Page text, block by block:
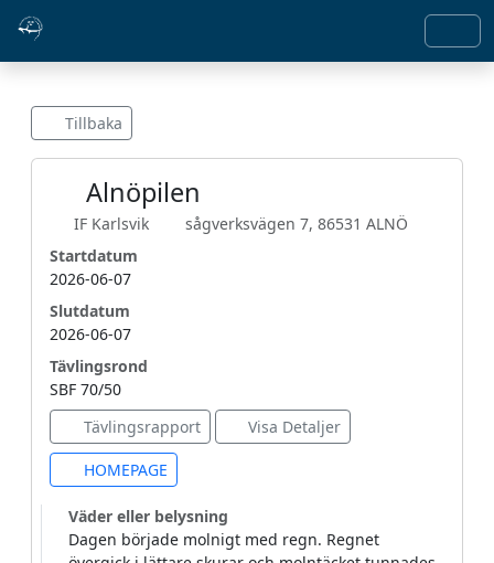
Tillbaka
Alnöpilen
IF Karlsvik
sågverksvägen 7, 86531 ALNÖ
Startdatum
2026-06-07
Slutdatum
2026-06-07
Tävlingsrond
SBF 70/50
Tävlingsrapport
Visa Detaljer
HOMEPAGE
Väder eller belysning
Dagen började molnigt med regn. Regnet